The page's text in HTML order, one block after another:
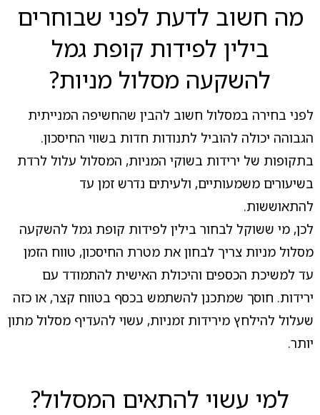
מה חשוב לדעת לפני שבוחרים
בילין לפידות קופת גמל
להשקעה מסלול מניות?
לפני בחירה במסלול חשוב להבין שהחשיפה המנייתית
הגבוהה יכולה להוביל לתנודות חדות בשווי החיסכון.
בתקופות של ירידות בשוקי המניות, המסלול עלול לרדת
בשיעורים משמעותיים, ולעיתים נדרש זמן עד
להתאוששות.
לכן, מי ששוקל לבחור בילין לפידות קופת גמל להשקעה
מסלול מניות צריך לבחון את מטרת החיסכון, טווח הזמן
עד למשיכת הכספים והיכולת האישית להתמודד עם
ירידות. חוסך שמתכנן להשתמש בכסף בטווח קצר, או כזה
שעלול להילחץ מירידות זמניות, עשוי להעדיף מסלול מתון
יותר.
למי עשוי להתאים המסלול?